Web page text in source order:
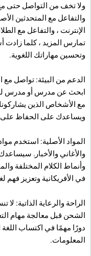
ولا تخف من التواصل حتى مع
والتفاعل مع المتحدثين
الإنترنت ، والتفاعل مع
تمارس المزيد ، كلما زادت
وتحسين مهاراتك اللغوية.
الدعم من البيئة: تواصل مع
ابحث عن مدرس أو مدرس
مع الأشخاص الذين
ويساعدك على الحفاظ على
المواد الأصلية: استخدم
والأغاني والأخبار.
وأنماط الكلام المختلفة
في الأفريكانية وتعزيز فهم
الراحة والرعاية الذاتية:
الشحن قبل معالجة مهام
دورًا مهمًا في اكتساب اللغة
المعلومات.